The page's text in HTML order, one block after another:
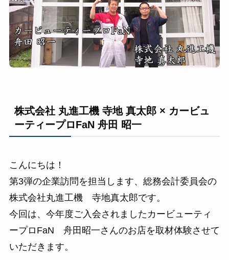
株式会社 丸進工機 寺地 真太郎 × カービュ
ーティープロFaN 舟田 昭一
こんにちは！
第3弾の企業訪問を担当します、総務会計委員会の
株式会社丸進工機 寺地真太郎です。
今回は、今年度ご入会されましたカービューティ
ープロFaN 舟田昭一さんのお店を取材体験させて
いただきます。